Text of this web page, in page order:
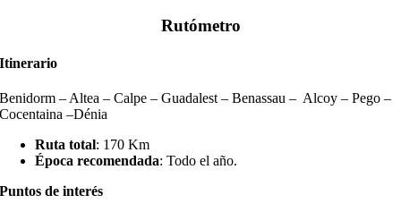
Rutómetro
Itinerario
Benidorm – Altea– Calpe –Guadalest –Benassau – Alcoy – Pego –
Cocentaina –Dénia
Ruta total: 170 Km
Época recomendada: Todo el año.
Puntos de interés